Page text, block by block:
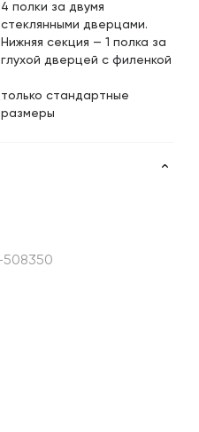
4 полки за двумя
стеклянными дверцами.
Нижняя секция — 1 полка за
глухой дверцей с филенкой
только стандартные
размеры